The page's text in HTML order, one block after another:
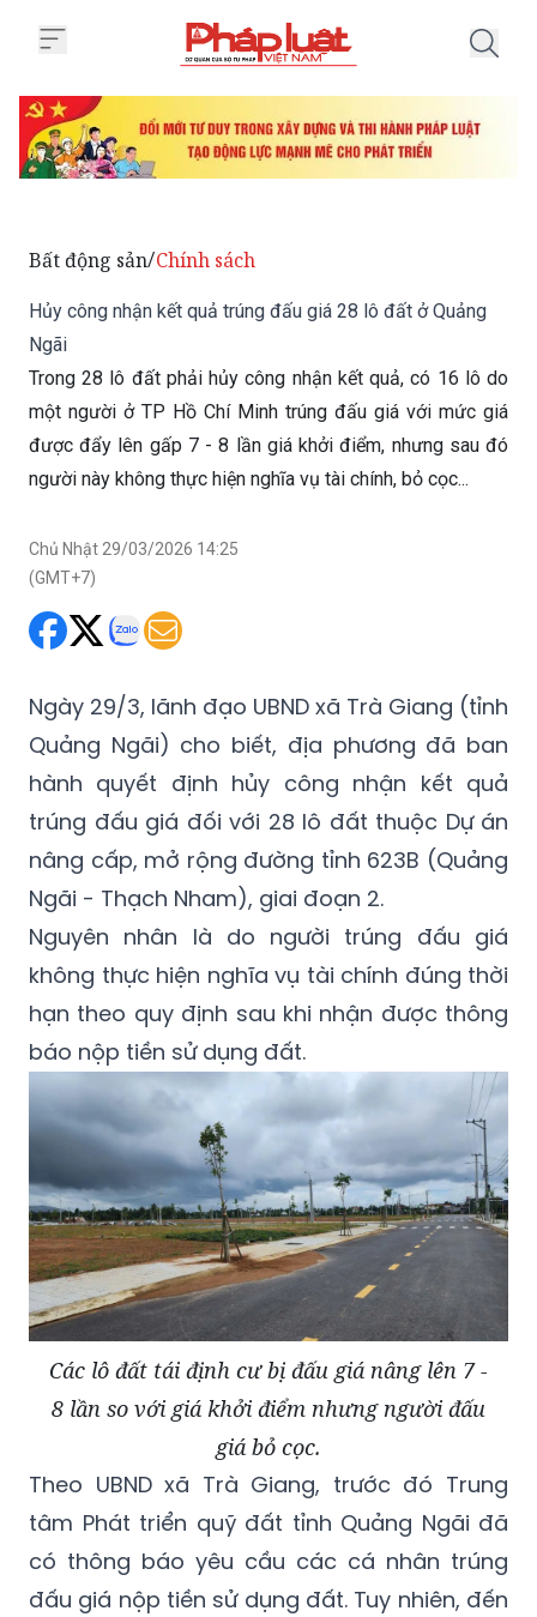
Bất động sản/Chính sách
Hủy công nhận kết quả trúng đấu giá 28 lô đất ở Quảng
Ngãi
Trong 28 lô đất phải hủy công nhận kết quả, có 16 lô do
một người ở TP Hồ Chí Minh trúng đấu giá với mức giá
được đẩy lên gấp 7 - 8 lần giá khởi điểm, nhưng sau đó
người này không thực hiện nghĩa vụ tài chính, bỏ cọc...
Chủ Nhật 29/03/2026 14:25
(GMT+7)
Ngày 29/3, lãnh đạo UBND xã Trà Giang (tỉnh
Quảng Ngãi) cho biết, địa phương đã ban
hành quyết định hủy công nhận kết quả
trúng đấu giá đối với 28 lô đất thuộc Dự án
nâng cấp, mở rộng đường tỉnh 623B (Quảng
Ngãi - Thạch Nham), giai đoạn 2.
Nguyên nhân là do người trúng đấu giá
không thực hiện nghĩa vụ tài chính đúng thời
hạn theo quy định sau khi nhận được thông
báo nộp tiền sử dụng đất.
Các lô đất tái định cư bị đấu giá nâng lên 7 -
8 lần so với giá khởi điểm nhưng người đấu
giá bỏ cọc.
Theo UBND xã Trà Giang, trước đó Trung
tâm Phát triển quỹ đất tỉnh Quảng Ngãi đã
có thông báo yêu cầu các cá nhân trúng
đấu giá nộp tiền sử dụng đất. Tuy nhiên, đến